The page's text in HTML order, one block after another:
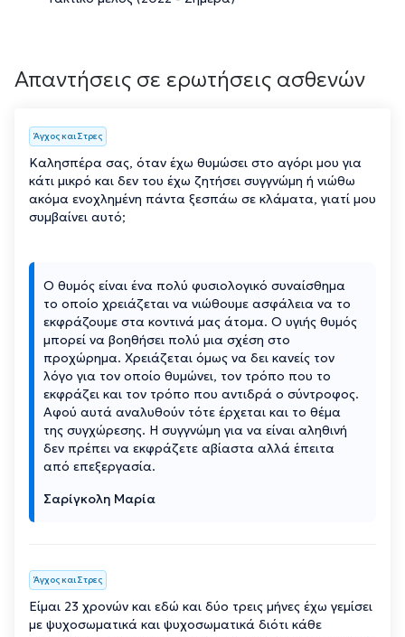
Απαντήσεις σε ερωτήσεις ασθενών
Άγχος και Στρες
Καλησπέρα σας, όταν έχω θυμώσει στο αγόρι μου για
κάτι μικρό και δεν του έχω ζητήσει συγγνώμη ή νιώθω
ακόμα ενοχλημένη πάντα ξεσπάω σε κλάματα, γιατί μου
συμβαίνει αυτό;
Ο θυμός είναι ένα πολύ φυσιολογικό συναίσθημα
το οποίο χρειάζεται να νιώθουμε ασφάλεια να το
εκφράζουμε στα κοντινά μας άτομα. Ο υγιής θυμός
μπορεί να βοηθήσει πολύ μια σχέση στο
προχώρημα. Χρειάζεται όμως να δει κανείς τον
λόγο για τον οποίο θυμώνει, τον τρόπο που το
εκφράζει και τον τρόπο που αντιδρά ο σύντροφος.
Αφού αυτά αναλυθούν τότε έρχεται και το θέμα
της συγχώρεσης. Η συγγνώμη για να είναι αληθινή
δεν πρέπει να εκφράζετε αβίαστα αλλά έπειτα
από επεξεργασία.
Σαρίγκολη Μαρία
Άγχος και Στρες
Είμαι 23 χρονών και εδώ και δύο τρεις μήνες έχω γεμίσει
με ψυχοσωματικά και ψυχοσωματικά διότι κάθε